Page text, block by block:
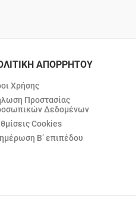
ΑΠΟΡΡΗΤΟΥ
Χρήσης
Προστασίας
Δεδομένων
Cookies
Β’ επιπέδου